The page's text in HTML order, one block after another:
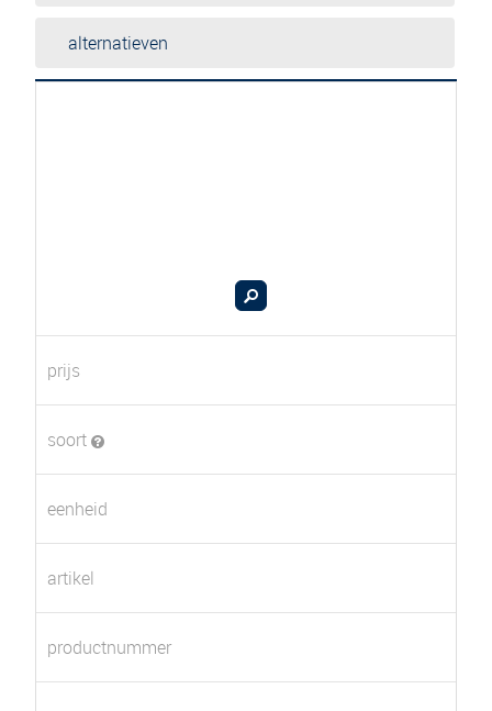
alternatieven
prijs
soort
eenheid
artikel
productnummer